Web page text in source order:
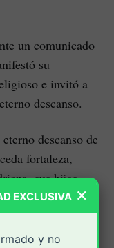
un comunicado
su
e invitó a
descanso.
descanso de
fortaleza,
sus hijos
y a toda la
de dolor",
el
×
EXCLUSIVA
y no